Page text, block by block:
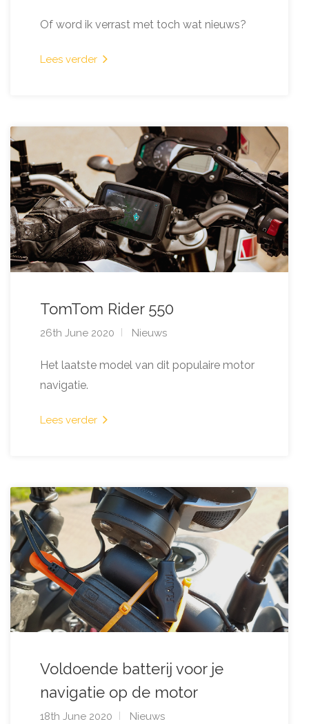
Of word ik verrast met toch wat nieuws?
Lees verder
TomTom Rider 550
26th June 2020 Nieuws
Het laatste model van dit populaire motor
navigatie.
Lees verder
Voldoende batterij voor je
navigatie op de motor
18th June 2020 Nieuws